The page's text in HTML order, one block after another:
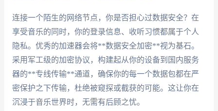
连接一个陌生的网络节点，你是否担心过数据安全？在
享受音乐的同时，你的登录信息、收听习惯都属于个人
隐私。优秀的加速器会将**数据安全加密**视为基石。
采用军工级的加密协议，构建起从你的设备到国内服务
器的**专线传输**通道，确保你的每一个数据包都在严
密保护之下传输，杜绝被窥探或截获的可能。这让你在
沉浸于音乐世界时，无需有后顾之忧。